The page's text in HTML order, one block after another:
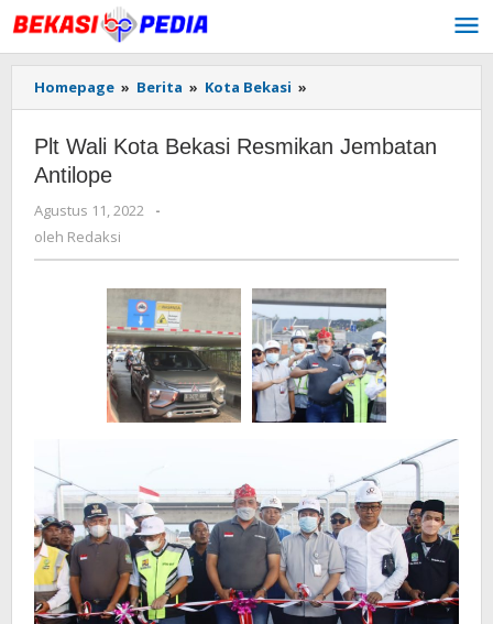
Lewati
ke
konten
Homepage » Berita » Kota Bekasi »
Wali
Bekasi
Plt Wali Kota Bekasi Resmikan Jembatan
Antilope
Agustus 11, 2022
oleh
-
oleh Redaksi